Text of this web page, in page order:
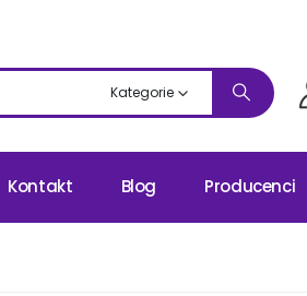
Kategorie
Kontakt Blog Producenci